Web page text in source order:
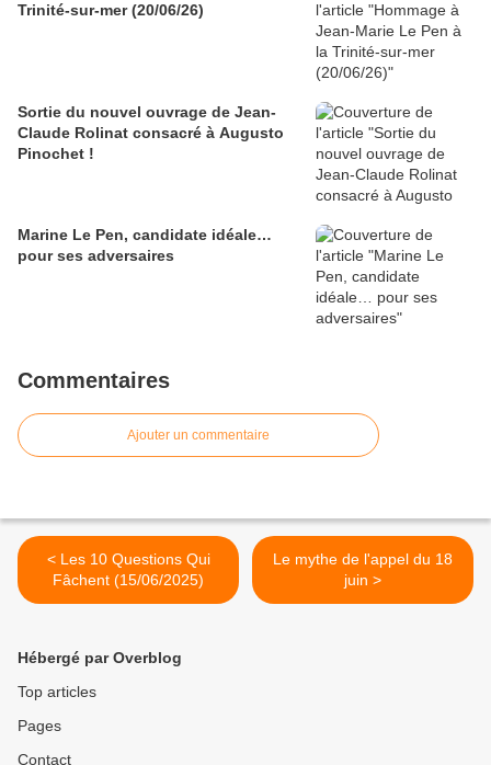
Trinité-sur-mer (20/06/26)
Sortie du nouvel ouvrage de Jean-
Claude Rolinat consacré à Augusto
Pinochet !
Marine Le Pen, candidate idéale…
pour ses adversaires
Commentaires
Ajouter un commentaire
< Les 10 Questions Qui
Fâchent (15/06/2025)
Le mythe de l'appel du 18
juin >
Hébergé par Overblog
Top articles
Pages
Contact